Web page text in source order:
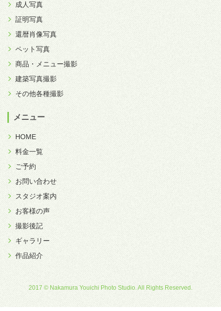
成人写真
証明写真
還暦肖像写真
ペット写真
商品・メニュー撮影
建築写真撮影
その他各種撮影
メニュー
HOME
料金一覧
ご予約
お問い合わせ
スタジオ案内
お客様の声
撮影後記
ギャラリー
作品紹介
2017 © Nakamura Youichi Photo Studio. All Rights Reserved.